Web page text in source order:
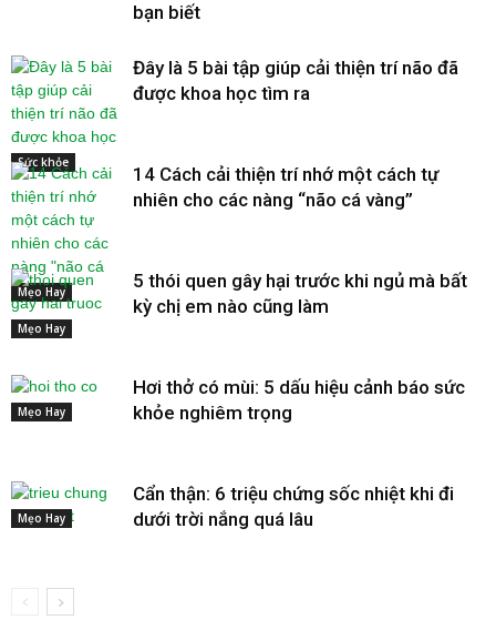
bạn biết
Sức khỏe
Đây là 5 bài tập giúp cải thiện trí não đã
được khoa học tìm ra
Mẹo Hay
14 Cách cải thiện trí nhớ một cách tự
nhiên cho các nàng “não cá vàng”
Mẹo Hay
5 thói quen gây hại trước khi ngủ mà bất
kỳ chị em nào cũng làm
Mẹo Hay
Hơi thở có mùi: 5 dấu hiệu cảnh báo sức
khỏe nghiêm trọng
Mẹo Hay
Cẩn thận: 6 triệu chứng sốc nhiệt khi đi
dưới trời nắng quá lâu